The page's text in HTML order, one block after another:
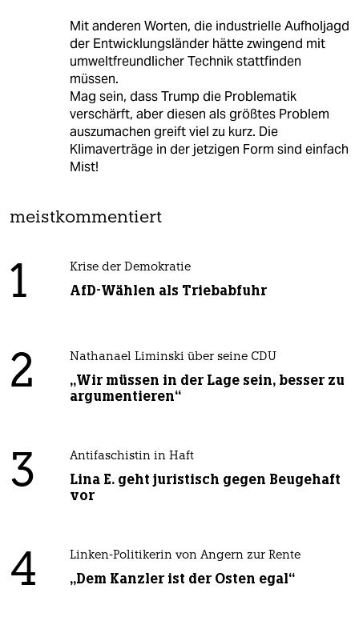
Mit anderen Worten, die industrielle Aufholjagd
der Entwicklungsländer hätte zwingend mit
umweltfreundlicher Technik stattfinden
müssen.
Mag sein, dass Trump die Problematik
verschärft, aber diesen als größtes Problem
auszumachen greift viel zu kurz. Die
Klimaverträge in der jetzigen Form sind einfach
Mist!
meistkommentiert
1 Krise der Demokratie
AfD-Wählen als Triebabfuhr
2 Nathanael Liminski über seine CDU
„Wir müssen in der Lage sein, besser zu
argumentieren“
3 Antifaschistin in Haft
Lina E. geht juristisch gegen Beugehaft
vor
4 Linken-Politikerin von Angern zur Rente
„Dem Kanzler ist der Osten egal“